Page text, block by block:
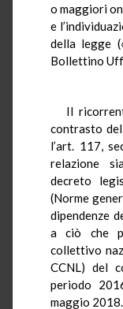
o maggiori
e
della legge
Bollettino
Il
contrasto
l’art. 117,
relazione
decreto
(Norme
dipendenze
a ciò che
collettivo
CCNL) del
periodo
maggio 2018.